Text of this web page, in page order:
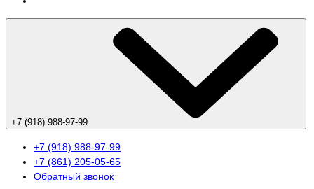
+7 (918) 988-97-99
+7 (918) 988-97-99
+7 (861) 205-05-65
Обратный звонок